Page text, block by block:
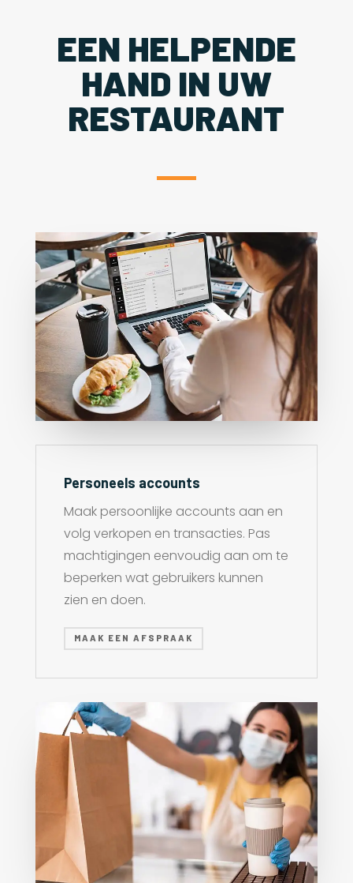
EEN HELPENDE
HAND IN UW
RESTAURANT
Personeels accounts
Maak persoonlijke accounts aan en
volg verkopen en transacties. Pas
machtigingen eenvoudig aan om te
beperken wat gebruikers kunnen
zien en doen.
MAAK EEN AFSPRAAK